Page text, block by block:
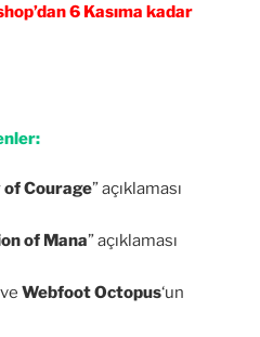
6 Kasıma kadar
of Courage” açıklaması
of Mana” açıklaması
ve Webfoot Octopus‘un